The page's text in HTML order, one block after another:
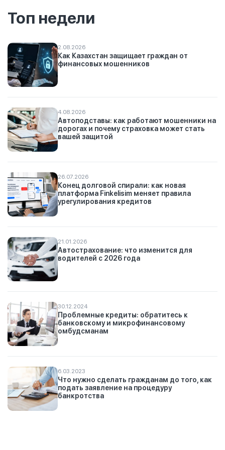
Топ недели
2.08.2026
Как Казахстан защищает граждан от
финансовых мошенников
4.08.2026
Автоподставы: как работают мошенники на
дорогах и почему страховка может стать
вашей защитой
26.07.2026
Конец долговой спирали: как новая
платформа Finkelisim меняет правила
урегулирования кредитов
21.01.2026
Автострахование: что изменится для
водителей с 2026 года
30.12.2024
Проблемные кредиты: обратитесь к
банковскому и микрофинансовому
омбудсманам
6.03.2023
Что нужно сделать гражданам до того, как
подать заявление на процедуру
банкротства